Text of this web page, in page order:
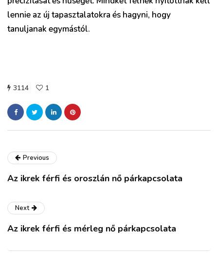
lennie az új tapasztalatokra és hagyni, hogy
tanuljanak egymástól.
3114 1
Previous
Az ikrek férfi és oroszlán nő párkapcsolata
Next
Az ikrek férfi és mérleg nő párkapcsolata